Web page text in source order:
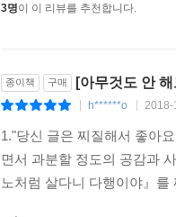
3명이 이 리뷰를 추천합니다.
종이책 구매 [아무것도 안
h******o 2018-
1."당신 글은 찌질해서 좋아
면서 과분할 정도의 공감과
노처럼 살다니 다행이야』